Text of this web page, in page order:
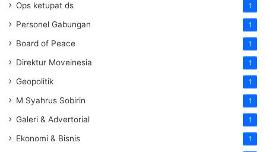
Ops ketupat ds 1
Personel Gabungan 1
Board of Peace 1
Direktur Moveinesia 1
Geopolitik 1
M Syahrus Sobirin 1
Galeri & Advertorial 1
Ekonomi & Bisnis 1